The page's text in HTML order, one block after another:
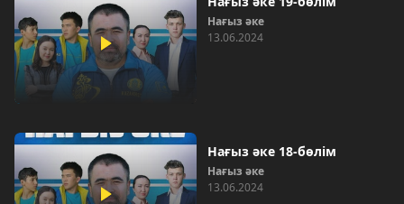
Нағыз әке
13.06.2024
Нағыз әке 18-бөлім
Нағыз әке
13.06.2024